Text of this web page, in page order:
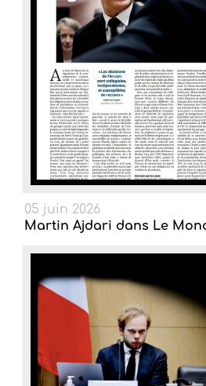
05 juin 2026
Martin Ajdari dans Le